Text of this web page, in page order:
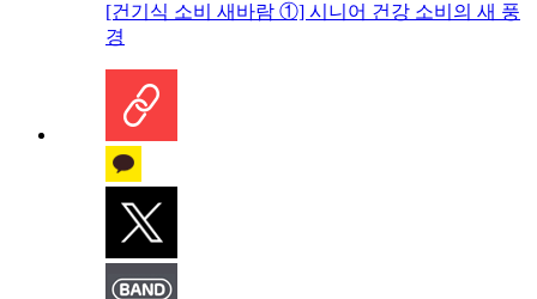
[건기식 소비 새바람 ①] 시니어 건강 소비의 새 풍
경